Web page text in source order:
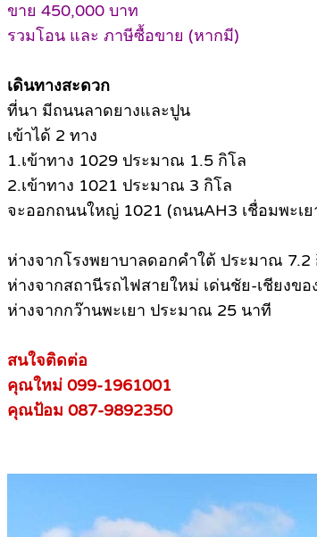
ขาย 450,000 บาท
รวมโอน และ ภาษีซื้อขาย (หากมี)
เดินทางสะดวก
ที่นา มีถนนลาดยางและปูน
เข้าได้ 2 ทาง
1.เข้าทาง 1029 ประมาณ 1.5 กิโล
2.เข้าทาง 1021 ประมาณ 3 กิโล
จะออกถนนใหญ่ 1021 (ถนนAH3 เชื่อมพะเย
ห่างจากโรงพยาบาลดอกคำใต้ ประมาณ 7.2
ห่างจากสถานีรถไฟสายใหม่ เด่นชัย-เชียงข
ห่างจากกว๊านพะเยา ประมาณ 25 นาที
สนใจติดต่อ
คุณใหม่ 099-1961001
คุณป้อม 087-9892350